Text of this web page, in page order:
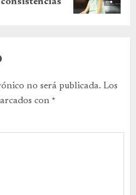
no será publicada. Los
con *